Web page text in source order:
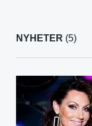
NYHETER (5)